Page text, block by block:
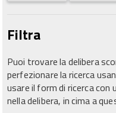
Filtra
Puoi trovare la delibera
perfezionare la ricerca
usare il form di ricerca con
nella delibera, in cima a